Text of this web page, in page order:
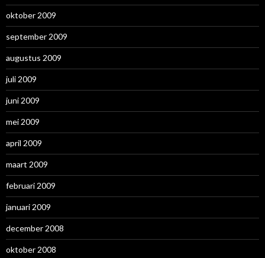
oktober 2009
september 2009
augustus 2009
juli 2009
juni 2009
mei 2009
april 2009
maart 2009
februari 2009
januari 2009
december 2008
oktober 2008